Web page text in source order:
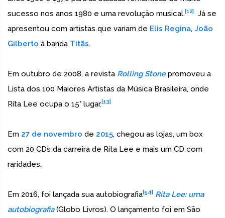
sucesso nos anos 1980 e uma revolução musical.[12]
Já se
apresentou com artistas que variam de Elis Regina, João
Gilberto à banda Titãs.
Em outubro de 2008, a revista Rolling Stonepromoveu a
Lista dos 100 Maiores Artistas da Música Brasileira, onde
Rita Lee ocupa o 15° lugar.[13]
Em 27 de novembro de 2015, chegou as lojas, um box
com 20 CDs da carreira de Rita Lee e mais um CD com
raridades.
Em 2016, foi lançada sua autobiografia[54] Rita Lee: uma
autobiografia(Globo Livros). O lançamento foi em São